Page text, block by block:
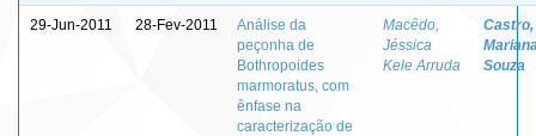
29-Jun-2011 28-Fev-2011
Análise da
peçonha de
Bothropoides
marmoratus, com
ênfase na
caracterização de
Macêdo,
Jéssica
Kele Arruda
Castro,
Souza